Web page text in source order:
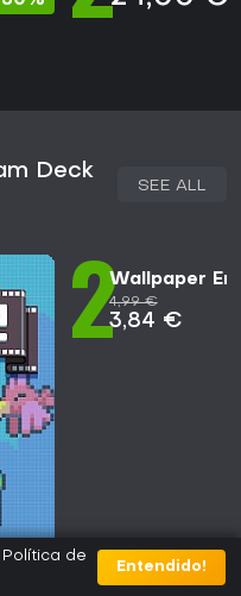
Deck
SEE ALL
2Wallpaper
4,99 €
3,84 €
Política de
Entendido!